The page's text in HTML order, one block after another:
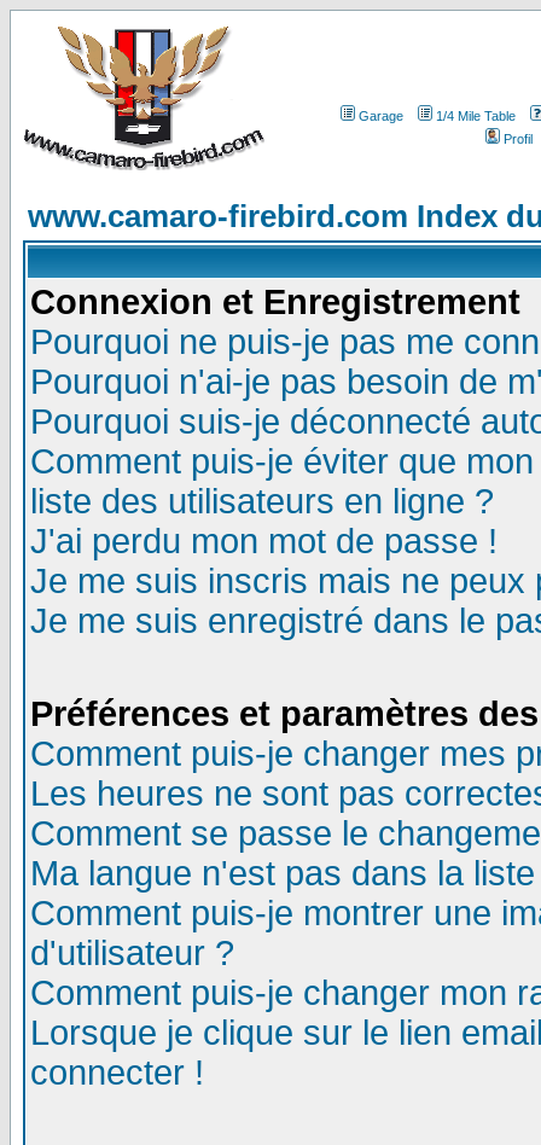
Garage
1/4 Mile Table
Profil
www.camaro-firebird.com Index
Connexion et Enregistrement
Pourquoi ne puis-je pas me
Pourquoi n'ai-je pas besoin de
Pourquoi suis-je déconnecté
Comment puis-je éviter que
liste des utilisateurs en ligne ?
J'ai perdu mon mot de passe !
Je me suis inscris mais ne peux
Je me suis enregistré dans le
Préférences et paramètres
Comment puis-je changer mes
Les heures ne sont pas
Comment se passe le
Ma langue n'est pas dans la
Comment puis-je montrer une
d'utilisateur ?
Comment puis-je changer mon
Lorsque je clique sur le lien
connecter !